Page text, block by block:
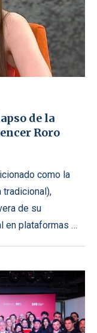
de la
Roro
como la
de su
en plataformas …